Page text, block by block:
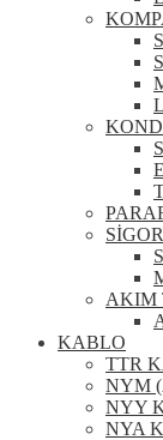
AKIM
KABLO
TTR
NYM
NYY
NYA